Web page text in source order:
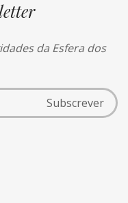
da Esfera dos